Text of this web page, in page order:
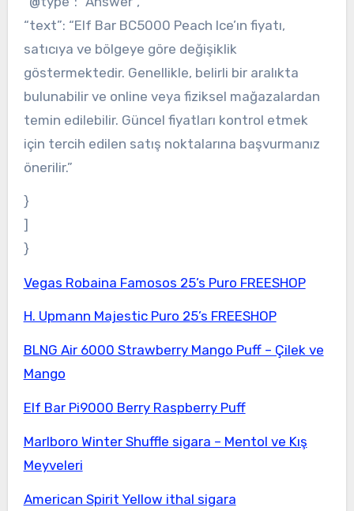
“text”: “Elf Bar BC5000 Peach Ice’ın fiyatı,
satıcıya ve bölgeye göre değişiklik
göstermektedir. Genellikle, belirli bir aralıkta
bulunabilir ve online veya fiziksel mağazalardan
temin edilebilir. Güncel fiyatları kontrol etmek
için tercih edilen satış noktalarına başvurmanız
önerilir.”
}
]
}
Vegas Robaina Famosos 25’s Puro FREESHOP
H. Upmann Majestic Puro 25’s FREESHOP
BLNG Air 6000 Strawberry Mango Puff – Çilek ve
Mango
Elf Bar Pi9000 Berry Raspberry Puff
Marlboro Winter Shuffle sigara – Mentol ve Kış
Meyveleri
American Spirit Yellow ithal sigara